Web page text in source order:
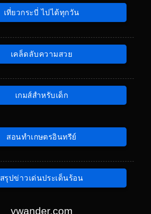
เที่ยวกระบี่ ไปได้ทุกวัน
เคล็ดลับความสวย
เกมส์สำหรับเด็ก
สอนทำเกษตรอินทรีย์
สรุปข่าวเด่นประเด็นร้อน
vwander.com